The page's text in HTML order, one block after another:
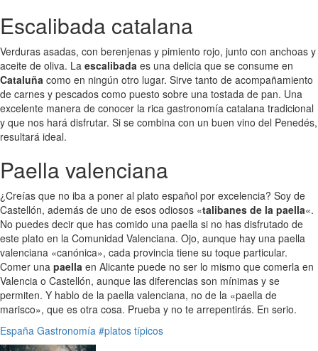
Escalibada catalana
Verduras asadas, con berenjenas y pimiento rojo, junto con anchoas y
aceite de oliva. La escalibada es una delicia que se consume en
Cataluña como en ningún otro lugar. Sirve tanto de acompañamiento
de carnes y pescados como puesto sobre una tostada de pan. Una
excelente manera de conocer la rica gastronomía catalana tradicional
y que nos hará disfrutar. Si se combina con un buen vino del Penedés,
resultará ideal.
Paella valenciana
¿Creías que no iba a poner al plato español por excelencia? Soy de
Castellón, además de uno de esos odiosos «talibanes de la paella«.
No puedes decir que has comido una paella si no has disfrutado de
este plato en la Comunidad Valenciana. Ojo, aunque hay una paella
valenciana «canónica», cada provincia tiene su toque particular.
Comer una paella en Alicante puede no ser lo mismo que comerla en
Valencia o Castellón, aunque las diferencias son mínimas y se
permiten. Y hablo de la paella valenciana, no de la «paella de
marisco», que es otra cosa. Prueba y no te arrepentirás. En serio.
España Gastronomía #platos típicos